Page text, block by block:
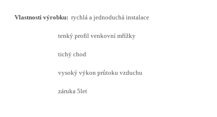
Vlastnosti výrobku: rychlá a jednoduchá instalace
tenký profil venkovní mřížky
tichý chod
vysoký výkon průtoku vzduchu
záruka 5let